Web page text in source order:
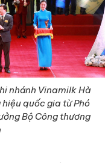
nhánh Vinamilk Hà
quốc gia từ Phó
Bộ Công thương